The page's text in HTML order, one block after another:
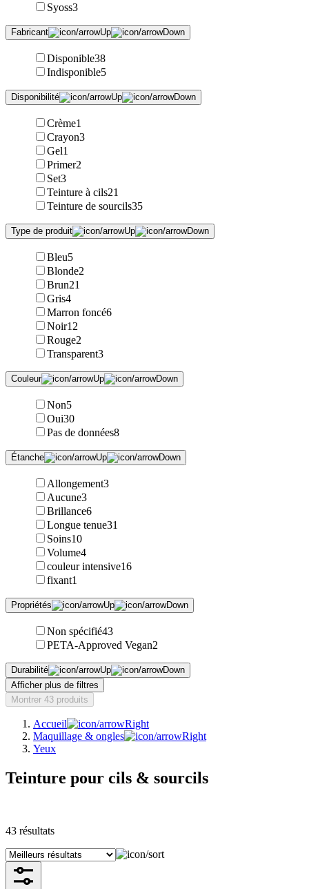
Syoss3
Fabricant
Disponible38
Indisponible5
Disponibilité
Crème1
Crayon3
Gel1
Primer2
Set3
Teinture à cils21
Teinture de sourcils35
Type de produit
Bleu5
Blonde2
Brun21
Gris4
Marron foncé6
Noir12
Rouge2
Transparent3
Couleur
Non5
Oui30
Pas de données8
Étanche
Allongement3
Aucune3
Brillance6
Longue tenue31
Soins10
Volume4
couleur intensive16
fixant1
Propriétés
Non spécifié43
PETA-Approved Vegan2
Durabilité
Afficher plus de filtres
Montrer 43 produits
Accueil
Maquillage & ongles
Yeux
Teinture pour cils & sourcils
43 résultats